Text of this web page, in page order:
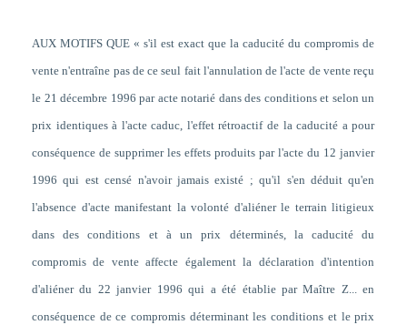
AUX MOTIFS QUE « s'il est exact que la caducité du compromis de
vente n'entraîne pas de ce seul fait l'annulation de l'acte de vente reçu
le 21 décembre 1996 par acte notarié dans des conditions et selon un
prix identiques à l'acte caduc, l'effet rétroactif de la caducité a pour
conséquence de supprimer les effets produits par l'acte du 12 janvier
1996 qui est censé n'avoir jamais existé ; qu'il s'en déduit qu'en
l'absence d'acte manifestant la volonté d'aliéner le terrain litigieux
dans des conditions et à un prix déterminés, la caducité du
compromis de vente affecte également la déclaration d'intention
d'aliéner du 22 janvier 1996 qui a été établie par Maître Z... en
conséquence de ce compromis déterminant les conditions et le prix